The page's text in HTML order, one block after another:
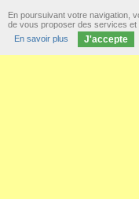
En poursuivant votre navigation,
de vous proposer des services et
En savoir plus
J'accepte